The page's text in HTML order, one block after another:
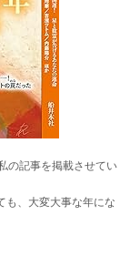
の記事を掲載させてい
も、大変大事な年にな